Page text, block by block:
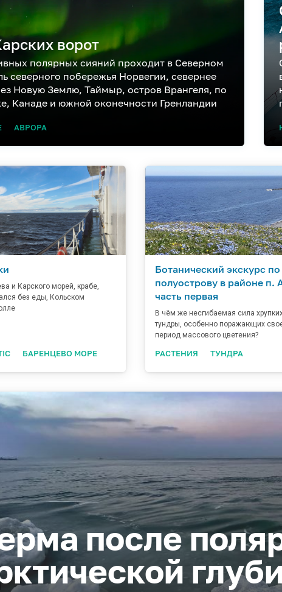
ворот
полярных сияний проходит в Северном
северного побережья Норвегии, севернее
Новую Землю, Таймыр, остров Врангеля, по
Канаде и южной оконечности Гренландии
АВРОРА
и Карского морей, крабе,
без еды, Кольском
БАРЕНЦЕВО МОРЕ
Ботанический экскурс
полуострову в районе п.
часть первая
В чём же несгибаемая сила
тундры, особенно поражающих
период массового цветения?
РАСТЕНИЯ ТУНДРА
после